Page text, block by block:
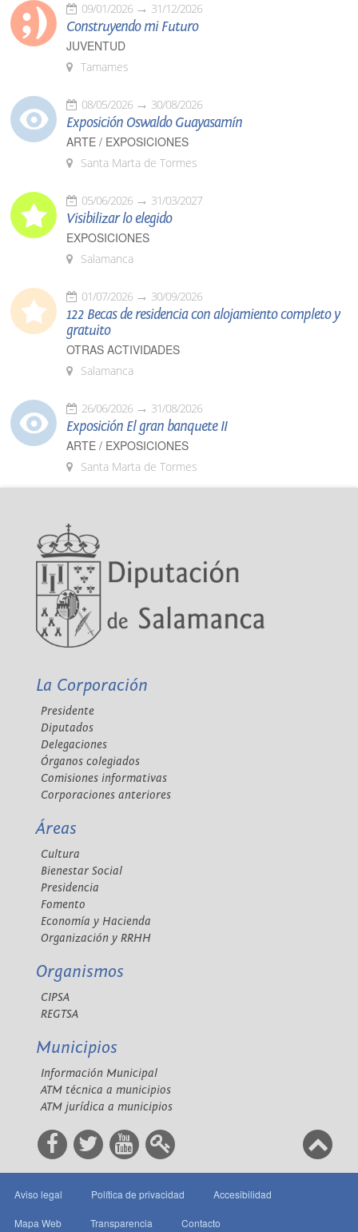
09/01/2026 31/12/2026
Construyendo mi Futuro
JUVENTUD
Tamames
08/05/2026 30/08/2026
Exposición Oswaldo Guayasamín
ARTE / EXPOSICIONES
Santa Marta de Tormes
05/06/2026 31/03/2027
Visibilizar lo elegido
EXPOSICIONES
Salamanca
01/07/2026 30/09/2026
122 Becas de residencia con alojamiento completo y
gratuito
OTRAS ACTIVIDADES
Salamanca
26/06/2026 31/08/2026
Exposición El gran banquete II
ARTE / EXPOSICIONES
Santa Marta de Tormes
La Corporación
Presidente
Diputados
Delegaciones
Órganos colegiados
Comisiones informativas
Corporaciones anteriores
Áreas
Cultura
Bienestar Social
Presidencia
Fomento
Economía y Hacienda
Organización y RRHH
Organismos
CIPSA
REGTSA
Municipios
Información Municipal
ATM técnica a municipios
ATM jurídica a municipios
Aviso legal Política de privacidad Accesibilidad
Mapa Web Transparencia Contacto